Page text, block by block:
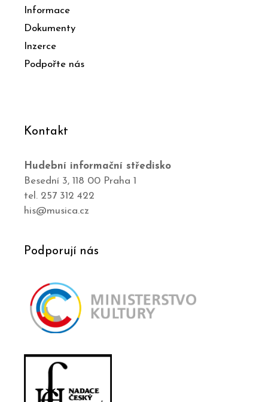
Informace
Dokumenty
Inzerce
Podpořte nás
Kontakt
Hudební informační středisko
Besední 3, 118 00 Praha 1
tel. 257 312 422
his@musica.cz
Podporují nás